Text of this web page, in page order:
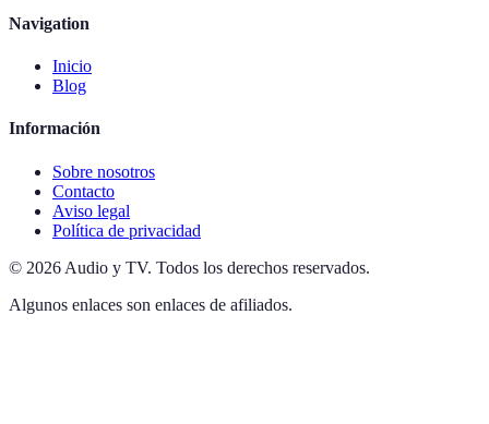
Navigation
Inicio
Blog
Información
Sobre nosotros
Contacto
Aviso legal
Política de privacidad
© 2026 Audio y TV. Todos los derechos reservados.
Algunos enlaces son enlaces de afiliados.